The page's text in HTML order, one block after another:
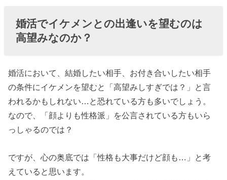
婚活でイケメンとの出逢いを望むのは
高望みなのか？
婚活において、結婚したい相手、お付き合いしたい相手
の条件にイケメンを望むと「高望みしすぎでは？」と言
われるかもしれない…と恐れている方も多いでしょう。
なので、「顔よりも性格派」を公言されている方もいら
っしゃるのでは？
ですが、心の奥底では「性格も大事だけど顔も…」と考
えていると思います。